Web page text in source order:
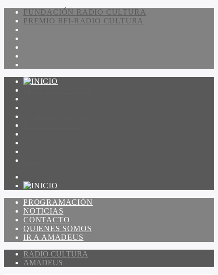
FUNDACIÓN RADIO CULTURA
PREMIO RFI-RADIO CULTURA
PROGRAMACIÓN
NOTICIAS
CONTACTO
QUIENES SOMOS
IR A AMADEUS
RADIO CULTURA
AMADEUS